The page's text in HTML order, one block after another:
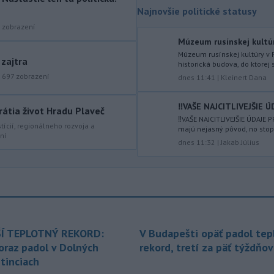
- Počet potvrdených prípadov
v Konžskej demokratickej republike
(KDR) presiahol hranicu 4000.
V stredu sa bude dať
maximum roja Perzeidy
Generálna prokuratúra SR
podala v súvislosti s určením
Richard Raši (Hlas-SD) odsudzuje
útok na mladých ľudí zo zahraničia,
zobrazení
zajtra
697 zobrazení
život Hradu Plaveč
regionálneho rozvoja a
Najnovšie politické statusy
Múzeum rusínskej
Múzeum rusínskej kultúry v
historická budova, do ktorej
dnes 11:41 | Kleinert Dana
‼️VAŠE NAJCITLIVEJŠIE
‼️VAŠE NAJCITLIVEJŠIE
majú nejasný pôvod, no
dnes 11:32 | Jakab Július
TEPLOTNÝ REKORD:
padol v Dolných
V Budapešti opäť padol
rekord, tretí za päť týždňov